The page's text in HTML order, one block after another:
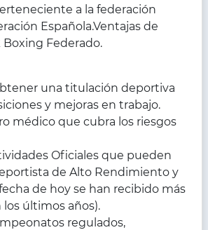
a la federación
Española.Ventajas de
Federado.
una titulación deportiva
y mejoras en trabajo.
médico que cubra los riesgos
Oficiales que pueden
de Alto Rendimiento y
de hoy se han recibido más
los últimos años).
regulados,